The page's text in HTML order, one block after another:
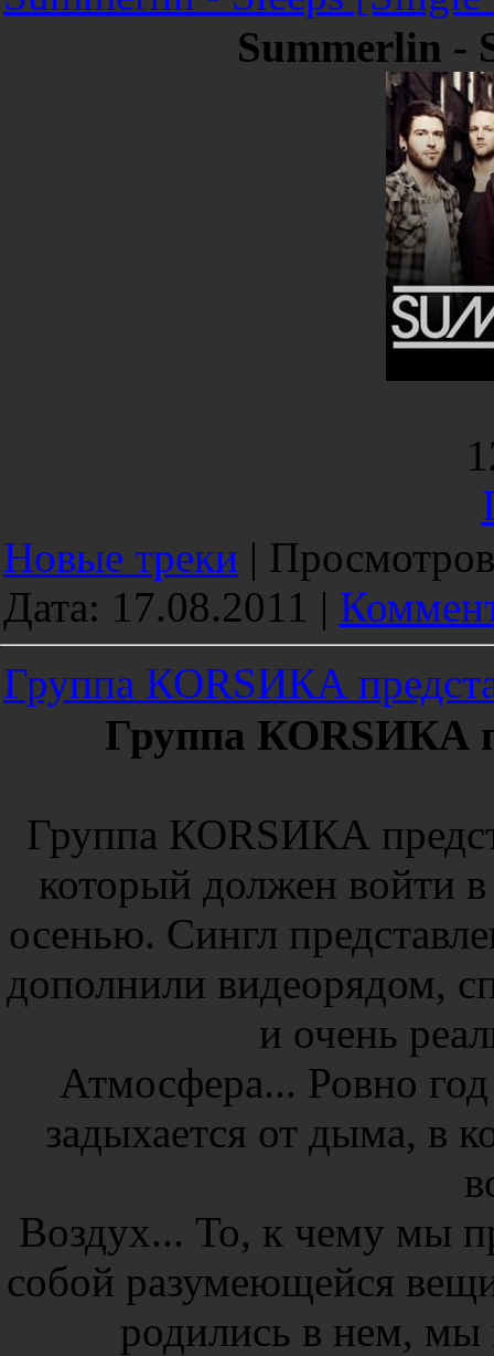
Summerlin -
Новые треки |
Дата: 17.08.2011 |
Группа КОRSИКА
Группа КОRSИКА
Группа КОRSИКА
который должен войти
осенью. Сингл
дополнили видеорядом,
и очень
Атмосфера... Ровно
задыхается от дыма, в
Воздух... То, к чему мы
собой разумеющейся
родились в нем,